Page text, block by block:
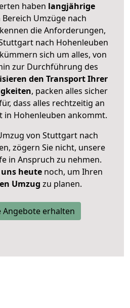
haben langjährige
Bereich Umzüge nach
die Anforderungen,
nach Hohenleuben
sich um alles, von
zur Durchführung des
den Transport Ihrer
, packen alles sicher
dass alles rechtzeitig an
in Hohenleuben ankommt.
von Stuttgart nach
zögern Sie nicht, unsere
in Anspruch zu nehmen.
heutenoch, um Ihren
Umzug zu planen.
Angebote erhalten